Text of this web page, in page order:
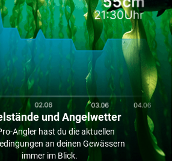
und Angelwetter
Angler hast du die aktuellen
an deinen Gewässern
immer im Blick.